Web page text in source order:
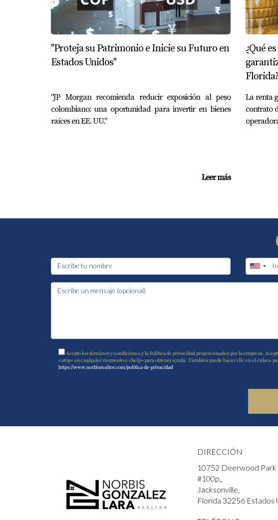
"Proteja su Patrimonio e Inicie su Futuro en
Estados Unidos"
"JP Morgan recomienda reducir exposición al peso
colombiano: una oportunidad para invertir en bienes
raíces en EE. UU."
Leer más
¿Qué
Florida?
La renta
contrato
Acepto los términos y condiciones y la Política de privacidad proporcionados por la empresa.
«stop» en cualquier momento o «help» para obtener ayuda. También puede hacer clic en el enlace
https://www.norbisrealtor.com/politica-de-privacidad
DIRECCIÓN
10752 Deerwood Park
#100p,,
Jacksonville,
Florida 32256 Estados